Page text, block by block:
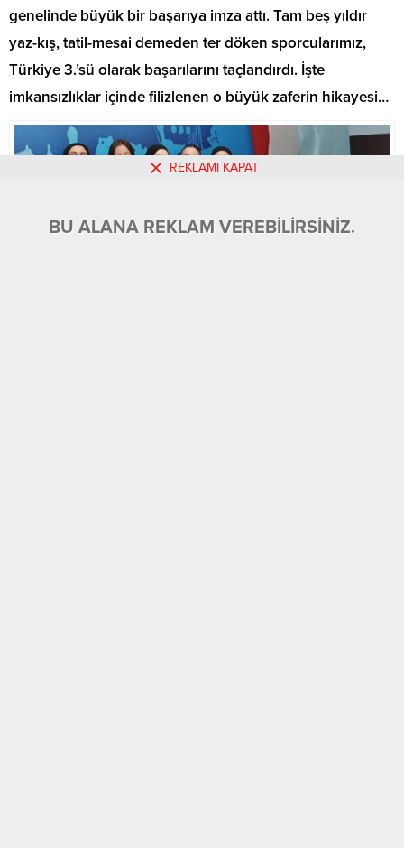
genelinde büyük bir başarıya imza attı. Tam beş yıldır
yaz-kış, tatil-mesai demeden ter döken sporcularımız,
Türkiye 3.’sü olarak başarılarını taçlandırdı. İşte
imkansızlıklar içinde filizlenen o büyük zaferin hikayesi…
REKLAMI KAPAT
BU ALANA REKLAM VEREBİLİRSİNİZ.